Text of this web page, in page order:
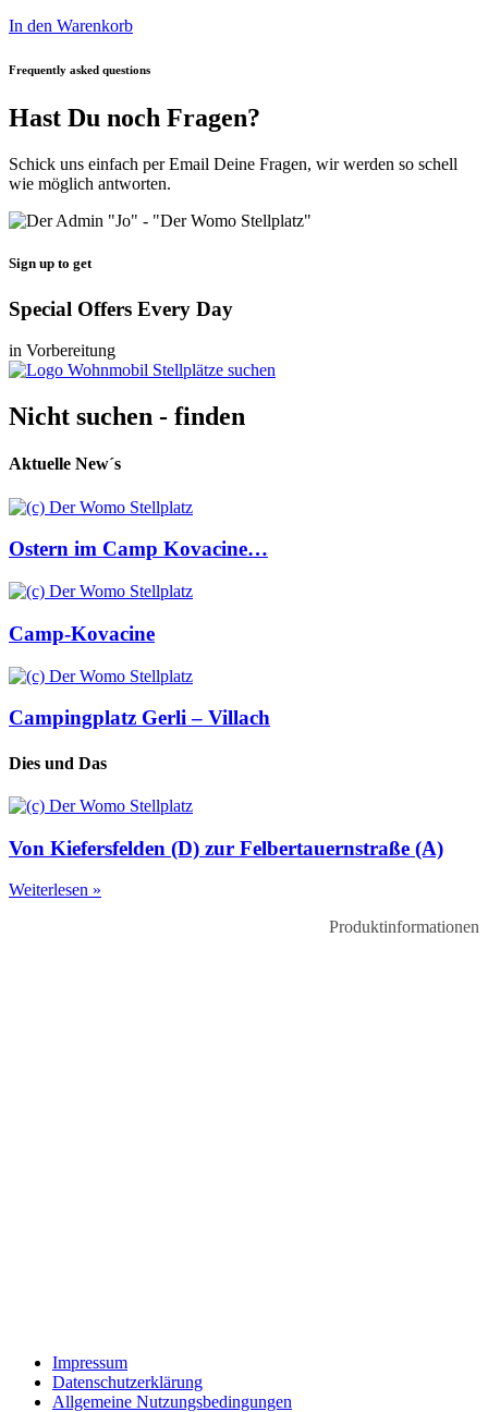
In den Warenkorb
Frequently asked questions
Hast Du noch Fragen?
Schick uns einfach per Email Deine Fragen, wir werden so schell
wie möglich antworten.
Sign up to get
Special Offers Every Day
in Vorbereitung
Nicht suchen - finden
Aktuelle New´s
Ostern im Camp Kovacine…
Camp-Kovacine
Campingplatz Gerli – Villach
Dies und Das
Von Kiefersfelden (D) zur Felbertauernstraße (A)
Weiterlesen »
Produktinformationen
Impressum
Datenschutzerklärung
Allgemeine Nutzungsbedingungen